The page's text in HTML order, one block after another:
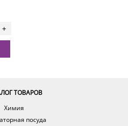
+
ТОВАРОВ
Химия
посуда